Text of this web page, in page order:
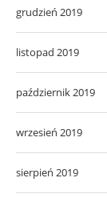
grudzień 2019
listopad 2019
październik 2019
wrzesień 2019
sierpień 2019